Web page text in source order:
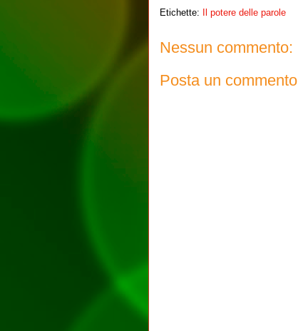
Etichette:
Il potere delle parole
Nessun commento:
Posta un commento